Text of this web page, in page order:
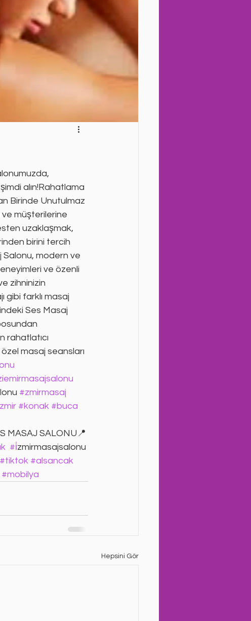
alın!Rahatlama
Birinde Unutulmaz
ve müşterilerine
uzaklaşmak,
birini tercih
modern ve
ve özenli
zihninizin
gibi farklı masaj
Ses Masaj
rahatlatıcı
masaj seansları
#zmirmasaj
#konak #buca
MASAJ SALONU📍
#i̇zmirmasajsalonu
#tiktok #alsancak
#mobilya
Hepsini Gör